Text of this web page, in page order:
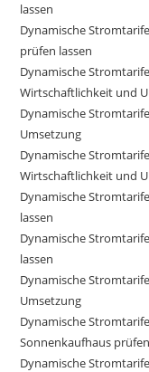
lassen
Dynamische
prüfen lassen
Dynamische
Wirtschaftlichkeit und
Dynamische
Umsetzung
Dynamische
Wirtschaftlichkeit und
Dynamische
lassen
Dynamische
lassen
Dynamische
Umsetzung
Dynamische
Sonnenkaufhaus
Dynamische